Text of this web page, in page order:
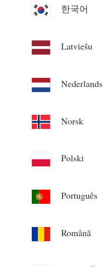
Κατάταξη PV
한국어
Latviešu
Nederlands
Norsk
Polski
Português
Română